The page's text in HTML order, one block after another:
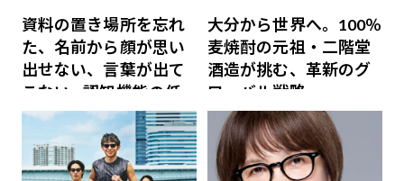
資料の置き場所を忘れ
た、名前から顔が思い
出せない、言葉が出て
こない…認知機能の低
下を救う、脳のインナ
ーケアとは
大分から世界へ。100％
麦焼酎の元祖・二階堂
酒造が挑む、革新のグ
ローバル戦略